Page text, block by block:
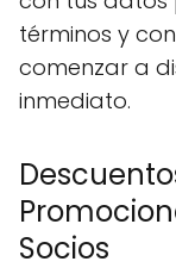
términos y
comenzar a
inmediato.
Socios